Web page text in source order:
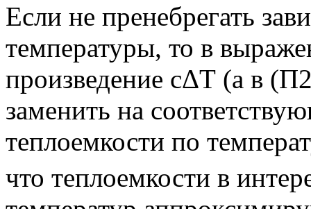
Если не пренебрегать
температуры, то в
произведение сΔТ (а в
заменить на
теплоемкости по
что теплоемкости в